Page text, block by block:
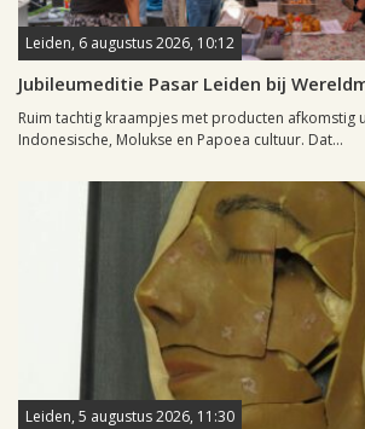
Leiden, 6 augustus 2026, 10:12
Jubileumeditie Pasar Leiden bij
Ruim tachtig kraampjes met producten afkomstig
Indonesische, Molukse en Papoea cultuur. Dat...
Leiden, 5 augustus 2026, 11:30